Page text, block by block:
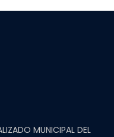
MUNICIPAL DEL